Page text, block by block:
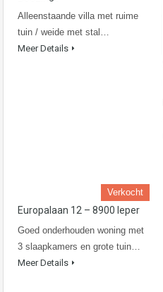
Alleenstaande villa met ruime
tuin / weide met stal…
Meer Details
Verkocht
Europalaan 12 – 8900 Ieper
Goed onderhouden woning met
3 slaapkamers en grote tuin…
Meer Details